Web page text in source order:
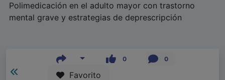
Polimedicación en el adulto mayor con trastorno
mental grave y estrategias de deprescripción
0 0
Favorito